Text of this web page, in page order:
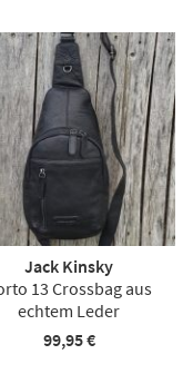
Jack Kinsky
13 Crossbag aus
echtem Leder
99,95 €